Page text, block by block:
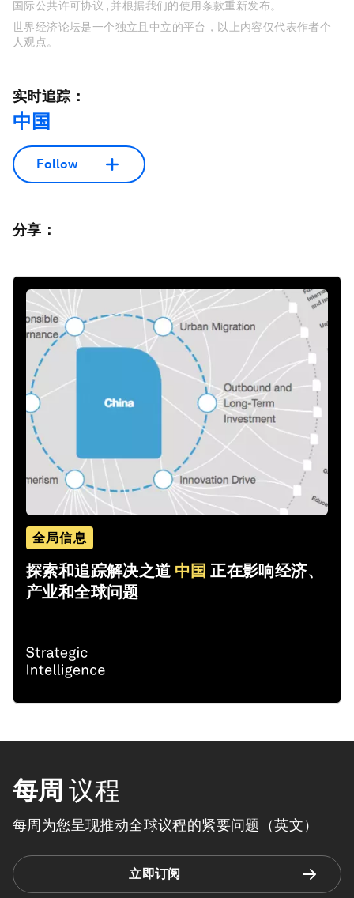
国际公共许可协议 , 并根据我们的使用条款重新发布。
世界经济论坛是一个独立且中立的平台，以上内容仅代表作者个
人观点。
实时追踪：
中国
Follow
分享：
全局信息
探索和追踪解决之道 中国 正在影响经济、
产业和全球问题
每周 议程
每周为您呈现推动全球议程的紧要问题（英文）
立即订阅